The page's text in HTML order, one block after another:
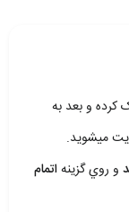
کرده و بعد به
ميشويد.
و روي گزينهاتمام